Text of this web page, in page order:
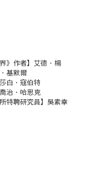
》作者】艾德．楊
基默爾
白．寇伯特
治．哈思克
特聘研究員】吳素幸